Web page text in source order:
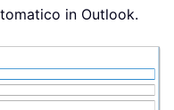
in Outlook.